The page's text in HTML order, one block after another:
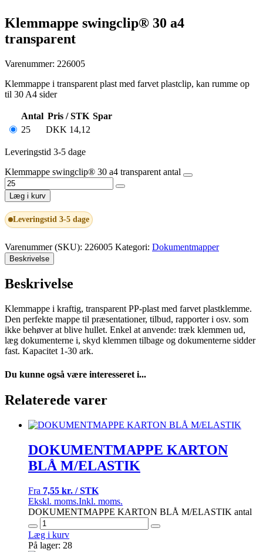
Klemmappe swingclip® 30 a4
transparent
Varenummer: 226005
Klemmappe i transparent plast med farvet plastclip, kan rumme op
til 30 A4 sider
Antal Pris / STK Spar
25
DKK 14,12
Leveringstid 3-5 dage
Klemmappe swingclip® 30 a4 transparent antal
Læg i kurv
Leveringstid 3-5 dage
Varenummer (SKU): 226005 Kategori: Dokumentmapper
Beskrivelse
Beskrivelse
Klemmappe i kraftig, transparent PP-plast med farvet plastklemme.
Den perfekte mappe til præsentationer, tilbud, rapporter i osv. som
ikke behøver at blive hullet. Enkel at anvende: træk klemmen ud,
læg dokumenterne i, skyd klemmen tilbage og dokumenterne sidder
fast. Kapacitet 1-30 ark.
Du kunne også være interesseret i...
Relaterede varer
DOKUMENTMAPPE KARTON
BLÅ M/ELASTIK
Fra 7,55 kr. / STK
Ekskl. moms.Inkl. moms.
DOKUMENTMAPPE KARTON BLÅ M/ELASTIK antal
Læg i kurv
På lager: 28